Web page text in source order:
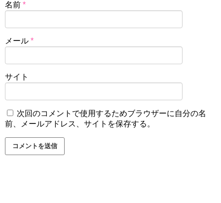
名前 *
メール *
サイト
次回のコメントで使用するためブラウザーに自分の名
前、メールアドレス、サイトを保存する。